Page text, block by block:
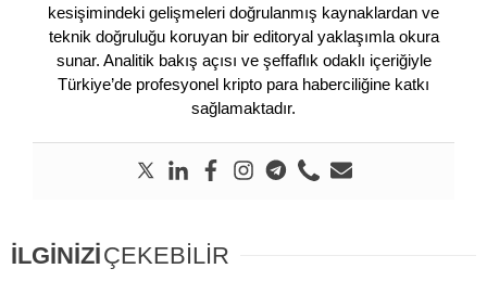
kesişimindeki gelişmeleri doğrulanmış kaynaklardan ve
teknik doğruluğu koruyan bir editoryal yaklaşımla okura
sunar. Analitik bakış açısı ve şeffaflık odaklı içeriğiyle
Türkiye’de profesyonel kripto para haberciliğine katkı
sağlamaktadır.
İLGİNİZİÇEKEBİLİR